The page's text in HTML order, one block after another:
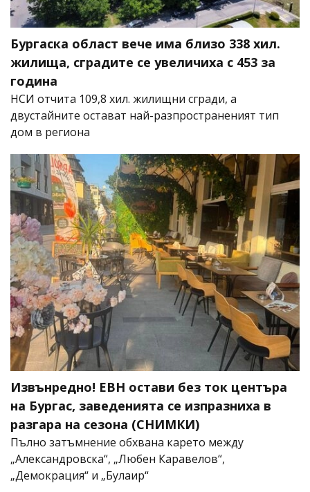
Бургаска област вече има близо 338 хил.
жилища, сградите се увеличиха с 453 за
година
НСИ отчита 109,8 хил. жилищни сгради, а
двустайните остават най-разпространеният тип
дом в региона
Извънредно! ЕВН остави без ток центъра
на Бургас, заведенията се изпразниха в
разгара на сезона (СНИМКИ)
Пълно затъмнение обхвана карето между
„Александровска“, „Любен Каравелов“,
„Демокрация“ и „Булаир“